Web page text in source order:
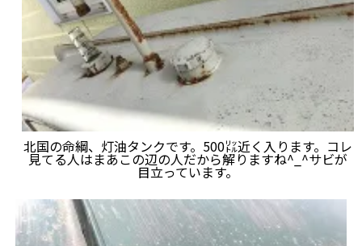
北国の命綱、灯油タンクです。500㍑近く入ります。コレ
見てる人はまあこの辺の人だから解りますね^_^サビが
目立っています。